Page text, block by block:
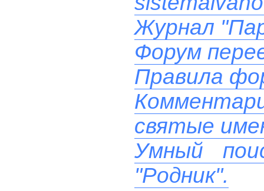
Журнал
Форум
Правила
святые
Умный
"Родник".